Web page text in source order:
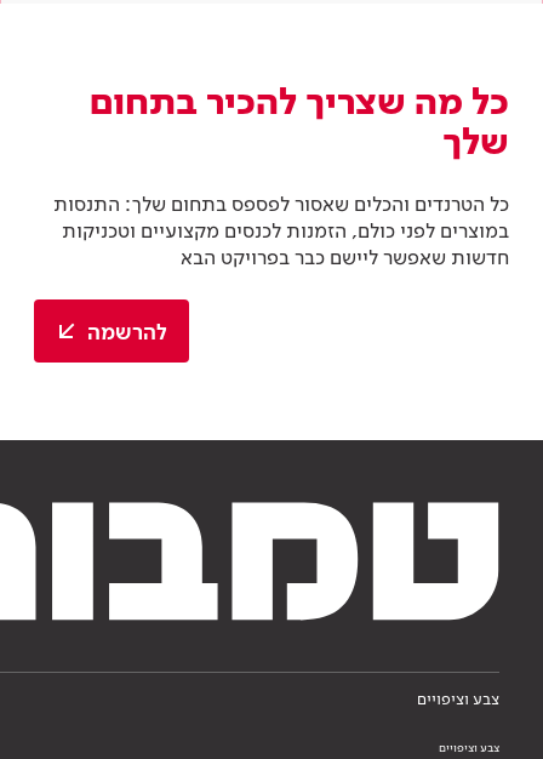
כל מה שצריך להכיר בתחום
שלך
כל הטרנדים והכלים שאסור לפספס בתחום שלך: התנסות
במוצרים לפני כולם, הזמנות לכנסים מקצועיים וטכניקות
חדשות שאפשר ליישם כבר בפרויקט הבא
להרשמה
צבע וציפויים
צבע וציפויים